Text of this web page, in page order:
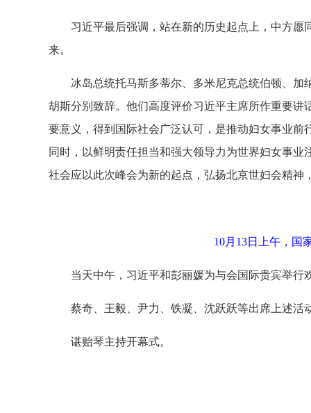
习近平最后强调，站在新的历史起点上，中方
来。
冰岛总统托马斯多蒂尔、多米尼克总统伯顿、
胡斯分别致辞。他们高度评价习近平主席所作重要
要意义，得到国际社会广泛认可，是推动妇女事业
同时，以鲜明责任担当和强大领导力为世界妇女事
社会应以此次峰会为新的起点，弘扬北京世妇会精
10月13日上午，国
当天中午，习近平和彭丽媛为与会国际贵宾举行
蔡奇、王毅、尹力、铁凝、沈跃跃等出席上述活
谌贻琴主持开幕式。